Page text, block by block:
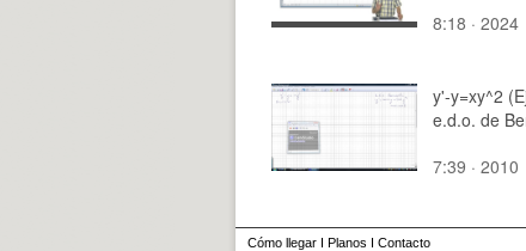
8:18 · 2024
y'-y=xy^2
e.d.o. de
7:39 · 2010
Cómo llegar I Planos I Contacto